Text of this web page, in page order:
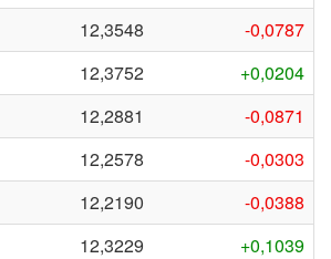
12,3548
-0,0787
12,3752
+0,0204
12,2881
-0,0871
12,2578
-0,0303
12,2190
-0,0388
12,3229 +0,1039